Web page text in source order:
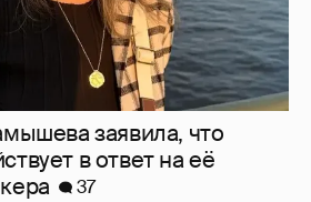
заявила, что
в ответ на её
37